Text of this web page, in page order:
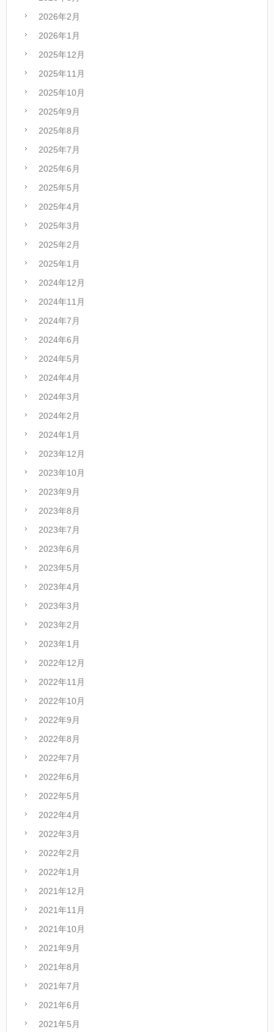
2026年2月
2026年1月
2025年12月
2025年11月
2025年10月
2025年9月
2025年8月
2025年7月
2025年6月
2025年5月
2025年4月
2025年3月
2025年2月
2025年1月
2024年12月
2024年11月
2024年7月
2024年6月
2024年5月
2024年4月
2024年3月
2024年2月
2024年1月
2023年12月
2023年10月
2023年9月
2023年8月
2023年7月
2023年6月
2023年5月
2023年4月
2023年3月
2023年2月
2023年1月
2022年12月
2022年11月
2022年10月
2022年9月
2022年8月
2022年7月
2022年6月
2022年5月
2022年4月
2022年3月
2022年2月
2022年1月
2021年12月
2021年11月
2021年10月
2021年9月
2021年8月
2021年7月
2021年6月
2021年5月